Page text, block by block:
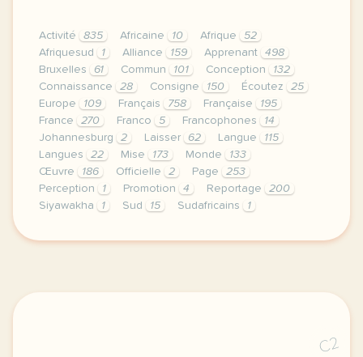
Activité 835 Africaine 10 Afrique
52
Afriquesud
1 Alliance 159 Apprenant
498
Bruxelles
61 Commun 101 Conception
132
Connaissance
28 Consigne 150 Écoutez
25
Europe
109 Français 758 Française
195
France
270 Franco 5 Francophones
14
Johannesburg
2 Laisser 62 Langue
115
Langues
22 Mise 173 Monde
133
Œuvre
186 Officielle 2 Page
253
Perception
1 Promotion 4 Reportage
200
Siyawakha
1 Sud 15 Sudafricains 1
le respect de votre vie privee est une priorite
C2